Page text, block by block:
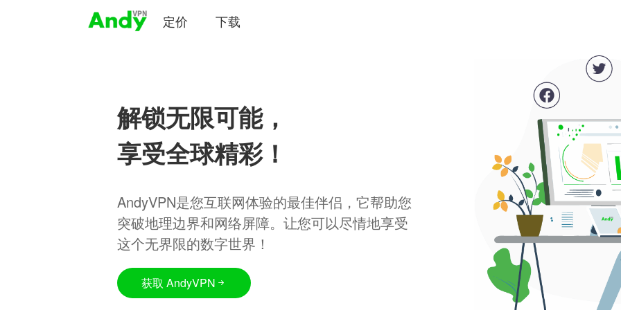
定价 下载
解锁无限可能，
享受全球精彩！
AndyVPN是您互联网体验的最佳伴侣，它帮助您
突破地理边界和网络屏障。让您可以尽情地享受
这个无界限的数字世界！
获取 AndyVPN